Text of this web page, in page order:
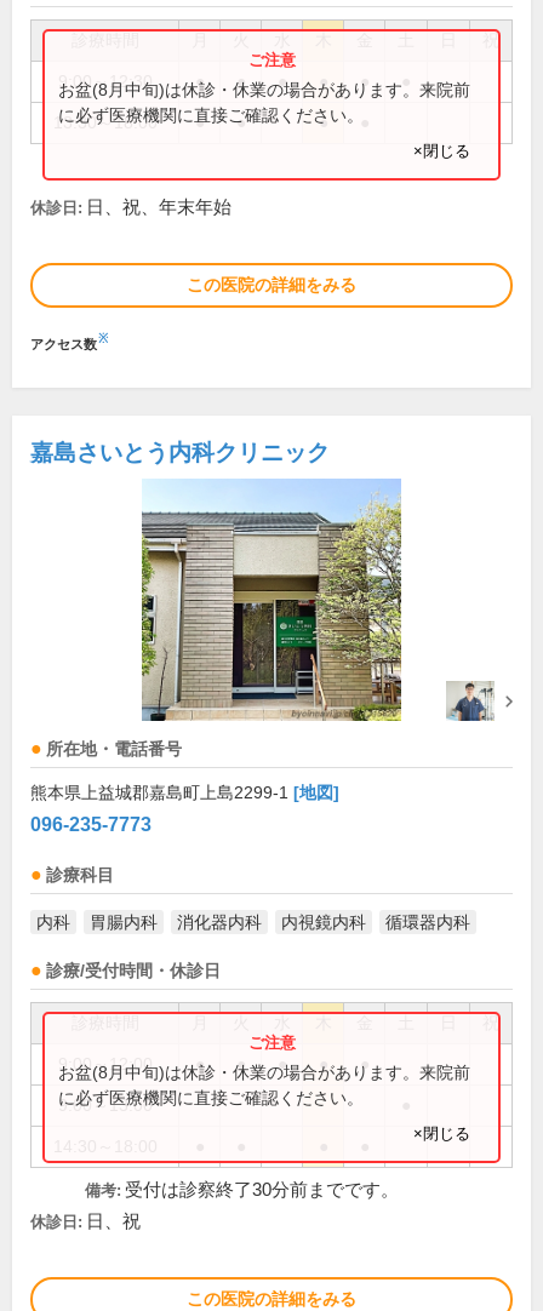
祝
9:00～12:30 ● ● ● ● ●
13:30～18:00 ● ● ●
お盆(8月中旬)は休診・休業の場合があります。来院前
に必ず医療機関に直接ご確認ください。
×閉じる
休診日: 日、祝、年末年始
この医院の詳細をみる
アクセス数※
嘉島さいとう内科クリニック
所在地・電話番号
熊本県上益城郡嘉島町上島2299-1 [地図]
096-235-7773
診療科目
内科 胃腸内科 消化器内科 内視鏡内科 循環器内科
診療/受付時間・休診日
祝
9:00～12:00 ● ● ● ● ●
9:00～13:00
お盆(8月中旬)は休診・休業の場合があります。来院前
に必ず医療機関に直接ご確認ください。
×閉じる
備考: 受付は診察終了30分前までです。
休診日: 日、祝
この医院の詳細をみる